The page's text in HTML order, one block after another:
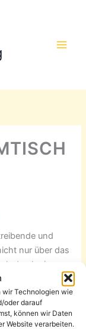
wir Technologien wie
oder darauf
können wir Daten
Website verarbeiten.
und
nur über das
durch eine
entwickeln.Wir
und eine
am